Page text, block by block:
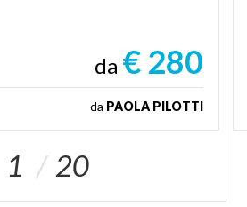
da € 280
da PAOLA PILOTTI
1 20